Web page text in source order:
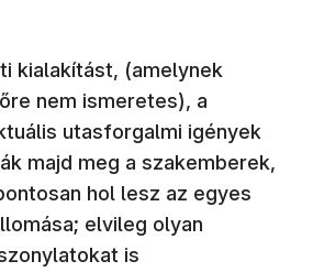
kialakítást, (amelynek
nem ismeretes), a
utasforgalmi igények
majd meg a szakemberek,
hol lesz az egyes
elvileg olyan
is